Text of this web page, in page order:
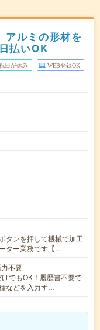
アルミの形材を
払いOK
日が休み WEB登録OK
タンを押して機械で加工
ター業務です【…
不要
でもOK！履歴書不要で
などを入力す…